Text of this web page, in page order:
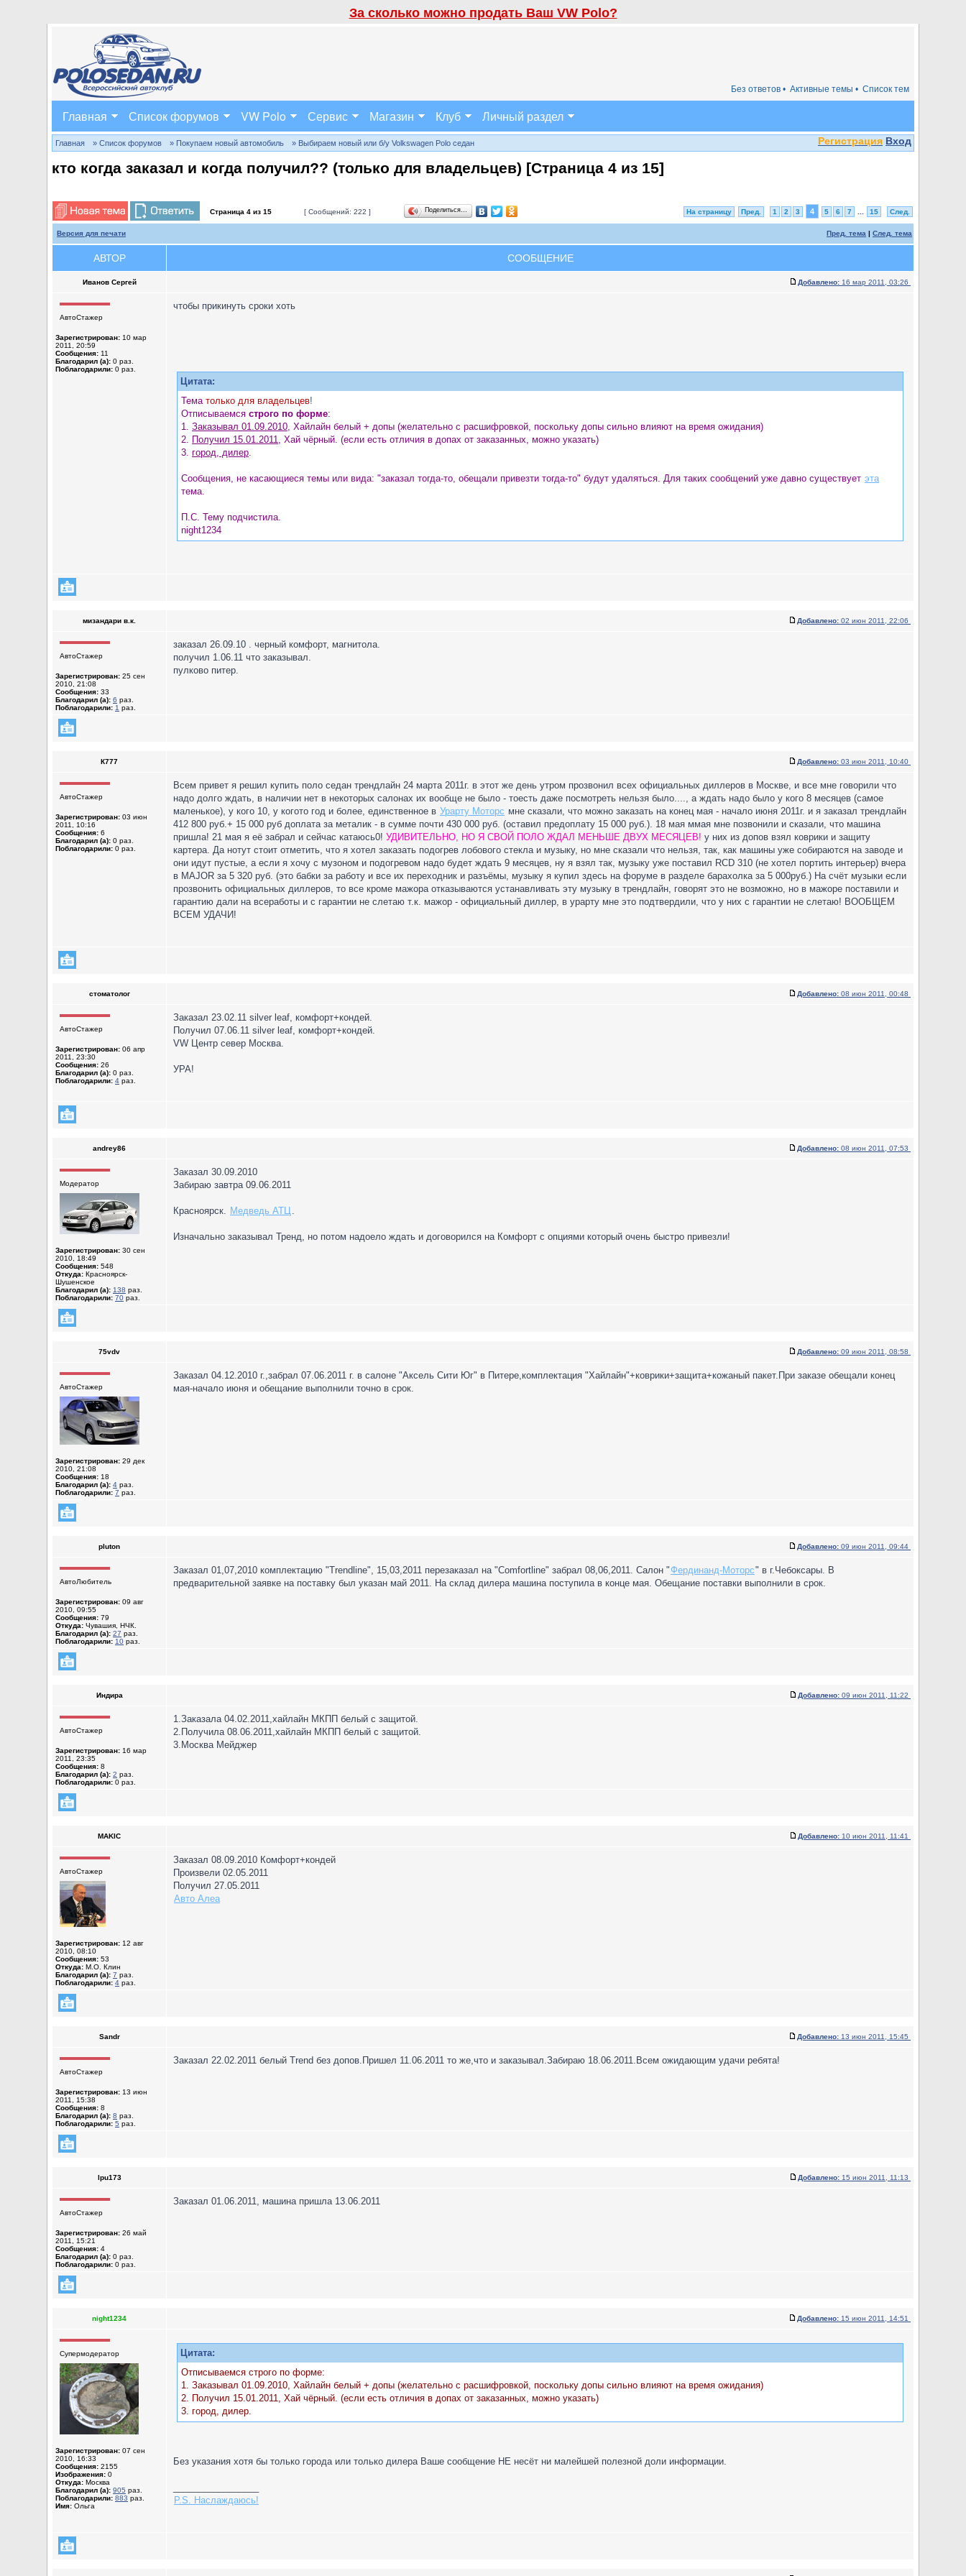
За сколько можно продать Ваш VW Polo?
Список тем
Активные темы •
Без ответов •
Главная Список форумов VW Polo Сервис Магазин Клуб Личный раздел
Регистрация Вход
Главная » Список форумов » Покупаем новый автомобиль » Выбираем новый или б/у Volkswagen Polo седан
кто когда заказал и когда получил?? (только для владельцев) [Страница 4 из 15]
Страница 4 из 15 [ Сообщений: 222 ] Поделиться… На страницу Пред. 1 2 3 4 5 6 7 15 След.
Версия для печати Пред. тема | След. тема
АВТОР СООБЩЕНИЕ
Иванов Сергей Добавлено: 16 мар 2011, 03:26
АвтоСтажер
Зарегистрирован: 10 мар
2011, 20:59
Сообщения: 11
Благодарил (а): 0 раз.
Поблагодарили: 0 раз.
чтобы прикинуть сроки хоть
Цитата:
Тема только для владельцев!
Отписываемся строго по форме:
1. Заказывал 01.09.2010, Хайлайн белый + допы (желательно с расшифровкой, поскольку допы сильно влияют на время ожидания)
2. Получил 15.01.2011, Хай чёрный. (если есть отличия в допах от заказанных, можно указать)
3. город, дилер.
Сообщения, не касающиеся темы или вида: "заказал тогда-то, обещали привезти тогда-то" будут удаляться. Для таких сообщений уже давно существует эта
тема.
П.С. Тему подчистила.
night1234
мизандари в.к. Добавлено: 02 июн 2011, 22:06
АвтоСтажер
Зарегистрирован: 25 сен
2010, 21:08
Сообщения: 33
Благодарил (а): 6 раз.
Поблагодарили: 1 раз.
заказал 26.09.10 . черный комфорт, магнитола.
получил 1.06.11 что заказывал.
пулково питер.
К777 Добавлено: 03 июн 2011, 10:40
АвтоСтажер
Зарегистрирован: 03 июн
2011, 10:16
Сообщения: 6
Благодарил (а): 0 раз.
Поблагодарили: 0 раз.
Всем привет я решил купить поло седан трендлайн 24 марта 2011г. в этот же день утром прозвонил всех официальных диллеров в Москве, и все мне говорили что
надо долго ждать, в наличии нет в некоторых салонах их вообще не было - тоесть даже посмотреть нельзя было...., а ждать надо было у кого 8 месяцев (самое
маленькое), у кого 10, у когото год и более, единственное в Урарту Моторс мне сказали, что можно заказать на конец мая - начало июня 2011г. и я заказал трендлайн
412 800 руб.+ 15 000 руб доплата за металик - в сумме почти 430 000 руб. (оставил предоплату 15 000 руб.). 18 мая ммая мне позвонили и сказали, что машина
пришла! 21 мая я её забрал и сейчас катаюсь0! УДИВИТЕЛЬНО, НО Я СВОЙ ПОЛО ЖДАЛ МЕНЬШЕ ДВУХ МЕСЯЦЕВ! у них из допов взял коврики и защиту
картера. Да нотут стоит отметить, что я хотел заказать подогрев лобового стекла и музыку, но мне сказали что нельзя, так, как машины уже собираются на заводе и
они идут пустые, а если я хочу с музоном и подогревом надо будет ждать 9 месяцев, ну я взял так, музыку уже поставил RCD 310 (не хотел портить интерьер) вчера
в MAJOR за 5 320 руб. (это бабки за работу и все их переходник и разъёмы, музыку я купил здесь на форуме в разделе барахолка за 5 000руб.) На счёт музыки если
прозвонить официальных диллеров, то все кроме мажора отказываются устанавливать эту музыку в трендлайн, говорят это не возможно, но в мажоре поставили и
гарантию дали на всеработы и с гарантии не слетаю т.к. мажор - официальный диллер, в урарту мне это подтвердили, что у них с гарантии не слетаю! ВООБЩЕМ
ВСЕМ УДАЧИ!
стоматолог Добавлено: 08 июн 2011, 00:48
АвтоСтажер
Зарегистрирован: 06 апр
2011, 23:30
Сообщения: 26
Благодарил (а): 0 раз.
Поблагодарили: 4 раз.
Заказал 23.02.11 silver leaf, комфорт+кондей.
Получил 07.06.11 silver leaf, комфорт+кондей.
VW Центр север Москва.
УРА!
andrey86 Добавлено: 08 июн 2011, 07:53
Модератор
Зарегистрирован: 30 сен
2010, 18:49
Сообщения: 548
Откуда: Красноярск-
Шушенское
Благодарил (а): 138 раз.
Поблагодарили: 70 раз.
Заказал 30.09.2010
Забираю завтра 09.06.2011
Красноярск. Медведь АТЦ.
Изначально заказывал Тренд, но потом надоело ждать и договорился на Комфорт с опциями который очень быстро привезли!
75vdv Добавлено: 09 июн 2011, 08:58
АвтоСтажер
Зарегистрирован: 29 дек
2010, 21:08
Сообщения: 18
Благодарил (а): 4 раз.
Поблагодарили: 7 раз.
Заказал 04.12.2010 г.,забрал 07.06.2011 г. в салоне "Аксель Сити Юг" в Питере,комплектация "Хайлайн"+коврики+защита+кожаный пакет.При заказе обещали конец
мая-начало июня и обещание выполнили точно в срок.
pluton Добавлено: 09 июн 2011, 09:44
АвтоЛюбитель
Зарегистрирован: 09 авг
2010, 09:55
Сообщения: 79
Откуда: Чувашия, НЧК.
Благодарил (а): 27 раз.
Поблагодарили: 10 раз.
Заказал 01,07,2010 комплектацию "Trendline", 15,03,2011 перезаказал на "Comfortline" забрал 08,06,2011. Салон "Фердинанд-Моторс" в г.Чебоксары. В
предварительной заявке на поставку был указан май 2011. На склад дилера машина поступила в конце мая. Обещание поставки выполнили в срок.
Индира Добавлено: 09 июн 2011, 11:22
АвтоСтажер
Зарегистрирован: 16 мар
2011, 23:35
Сообщения: 8
Благодарил (а): 2 раз.
Поблагодарили: 0 раз.
1.Заказала 04.02.2011,хайлайн МКПП белый с защитой.
2.Получила 08.06.2011,хайлайн МКПП белый с защитой.
3.Москва Мейджер
MAKIC Добавлено: 10 июн 2011, 11:41
АвтоСтажер
Зарегистрирован: 12 авг
2010, 08:10
Сообщения: 53
Откуда: М.О. Клин
Благодарил (а): 7 раз.
Поблагодарили: 4 раз.
Заказал 08.09.2010 Комфорт+кондей
Произвели 02.05.2011
Получил 27.05.2011
Авто Алеа
Sandr Добавлено: 13 июн 2011, 15:45
АвтоСтажер
Зарегистрирован: 13 июн
2011, 15:38
Сообщения: 8
Благодарил (а): 8 раз.
Поблагодарили: 5 раз.
Заказал 22.02.2011 белый Trend без допов.Пришел 11.06.2011 то же,что и заказывал.Забираю 18.06.2011.Всем ожидающим удачи ребята!
lpu173 Добавлено: 15 июн 2011, 11:13
АвтоСтажер
Зарегистрирован: 26 май
2011, 15:21
Сообщения: 4
Благодарил (а): 0 раз.
Поблагодарили: 0 раз.
Заказал 01.06.2011, машина пришла 13.06.2011
night1234 Добавлено: 15 июн 2011, 14:51
Супермодератор
Зарегистрирован: 07 сен
2010, 16:33
Сообщения: 2155
Изображения: 0
Откуда: Москва
Благодарил (а): 905 раз.
Поблагодарили: 883 раз.
Имя: Ольга
Цитата:
Отписываемся строго по форме:
1. Заказывал 01.09.2010, Хайлайн белый + допы (желательно с расшифровкой, поскольку допы сильно влияют на время ожидания)
2. Получил 15.01.2011, Хай чёрный. (если есть отличия в допах от заказанных, можно указать)
3. город, дилер.
Без указания хотя бы только города или только дилера Ваше сообщение НЕ несёт ни малейшей полезной доли информации.
P.S. Наслаждаюсь!